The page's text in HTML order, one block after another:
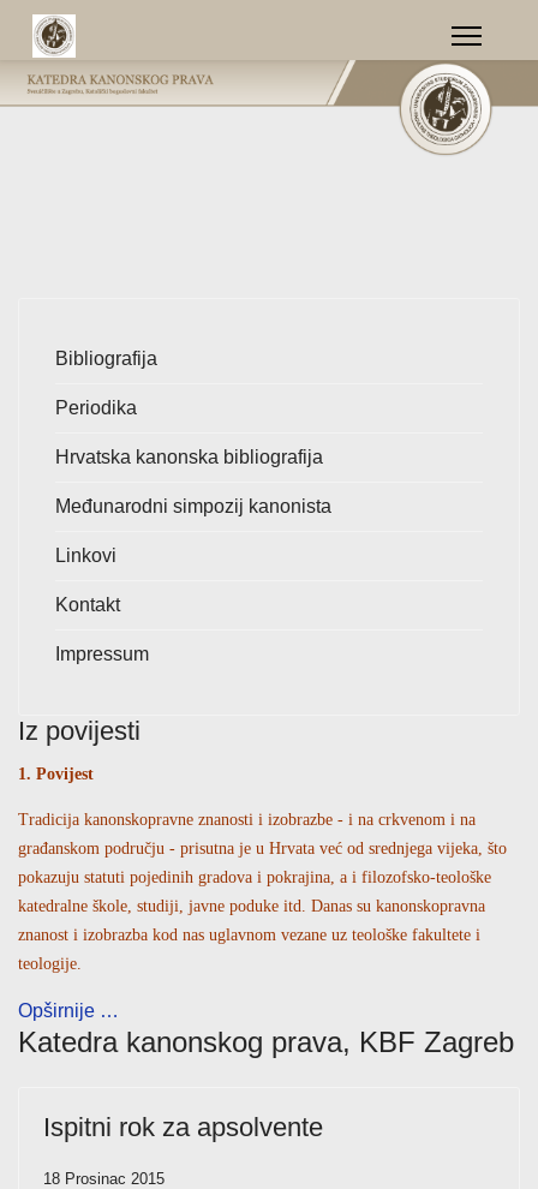
Bibliografija
Periodika
Hrvatska kanonska bibliografija
Međunarodni simpozij kanonista
Linkovi
Kontakt
Impressum
Iz povijesti
1. Povijest
Tradicija kanonskopravne znanosti i izobrazbe - i na crkvenom i na
građanskom području - prisutna je u Hrvata već od srednjega vijeka, što
pokazuju statuti pojedinih gradova i pokrajina, a i filozofsko-teološke
katedralne škole, studiji, javne poduke itd. Danas su kanonskopravna
znanost i izobrazba kod nas uglavnom vezane uz teološke fakultete i
teologije.
Opširnije …
Katedra kanonskog prava, KBF Zagreb
Ispitni rok za apsolvente
18 Prosinac 2015